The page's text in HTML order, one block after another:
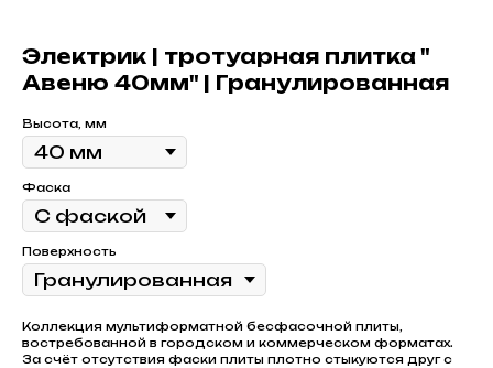
Электрик | тротуарная плитка "
Авеню 40мм" | Гранулированная
Высота, мм
Фаска
Поверхность
Коллекция мультиформатной бесфасочной плиты,
востребованной в городском и коммерческом форматах.
За счёт отсутствия фаски плиты плотно стыкуются друг с